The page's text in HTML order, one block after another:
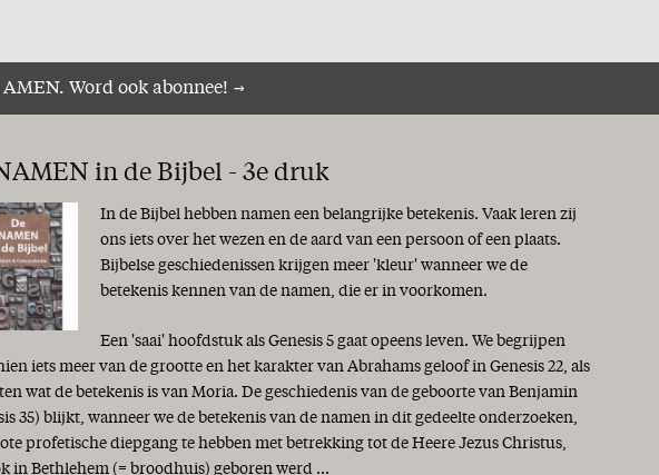
Word ook abonnee!
in de Bijbel - 3e druk
In de Bijbel hebben namen een belangrijke betekenis. Vaak leren zij
ons iets over het wezen en de aard van een persoon of een plaats.
Bijbelse geschiedenissen krijgen meer 'kleur' wanneer we de
betekenis kennen van de namen, die er in voorkomen.
Een 'saai' hoofdstuk als Genesis 5 gaat opeens leven. We begrijpen
iets meer van de grootte en het karakter van Abrahams geloof in Genesis 22, als
wat de betekenis is van Moria. De geschiedenis van de geboorte van Benjamin
35) blijkt, wanneer we de betekenis van de namen in dit gedeelte onderzoeken,
profetische diepgang te hebben met betrekking tot de Heere Jezus Christus,
in Bethlehem (= broodhuis) geboren werd ...